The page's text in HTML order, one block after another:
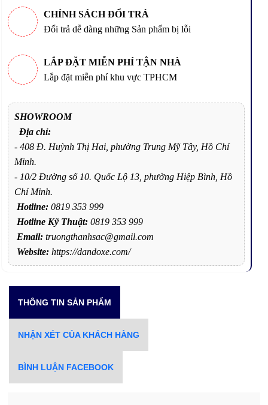
CHÍNH SÁCH ĐỔI TRẢ
Đổi trả dễ dàng những Sản phẩm bị lỗi
LẮP ĐẶT MIỄN PHÍ TẬN NHÀ
Lắp đặt miễn phí khu vực TPHCM
SHOWROOM
Địa chỉ:
- 408 Đ. Huỳnh Thị Hai, phường Trung Mỹ Tây, Hồ Chí
Minh.
- 10/2 Đường số 10. Quốc Lộ 13, phường Hiệp Bình, Hồ
Chí Minh.
Hotline: 0819 353 999
Hotline Kỹ Thuật: 0819 353 999
Email: truongthanhsac@gmail.com
Website: https://dandoxe.com/
THÔNG TIN SẢN PHẨM
NHẬN XÉT CỦA KHÁCH HÀNG
BÌNH LUẬN FACEBOOK